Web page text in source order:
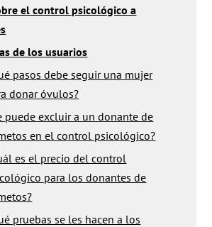
el control psicológico a
de los usuarios
pasos debe seguir una mujer
donar óvulos?
puede excluir a un donante de
en el control psicológico?
es el precio del control
para los donantes de
pruebas se les hacen a los